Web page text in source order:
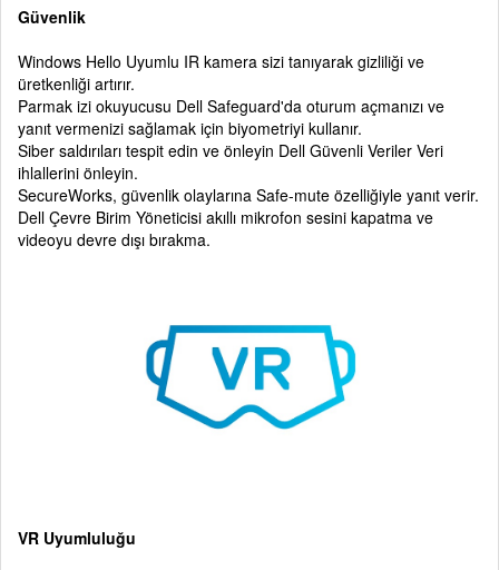
Güvenlik
Windows Hello Uyumlu IR kamera sizi tanıyarak gizliliği ve
üretkenliği artırır.
Parmak izi okuyucusu Dell Safeguard'da oturum açmanızı ve
yanıt vermenizi sağlamak için biyometriyi kullanır.
Siber saldırıları tespit edin ve önleyin Dell Güvenli Veriler Veri
ihlallerini önleyin.
SecureWorks, güvenlik olaylarına Safe-mute özelliğiyle yanıt verir.
Dell Çevre Birim Yöneticisi akıllı mikrofon sesini kapatma ve
videoyu devre dışı bırakma.
VR Uyumluluğu